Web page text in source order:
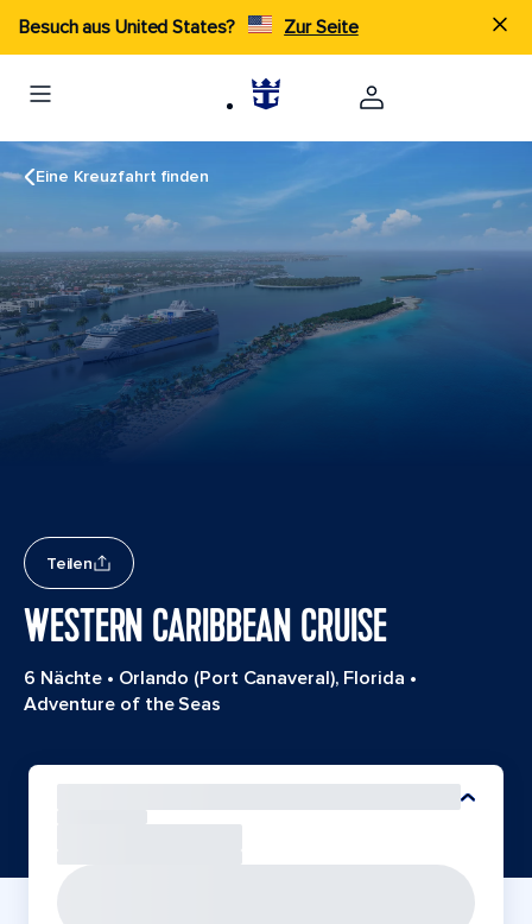
Besuch aus United States? Zur Seite
Eine Kreuzfahrt finden
Teilen
WESTERN CARIBBEAN CRUISE
6 Nächte • Orlando (Port Canaveral), Florida •
Adventure of the Seas